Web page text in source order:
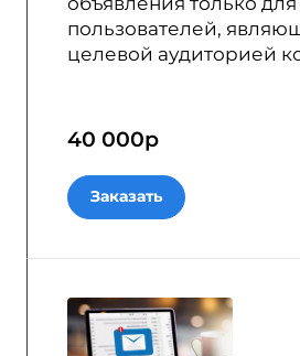
пользователей,
целевой аудиторией
40 000р
Заказать